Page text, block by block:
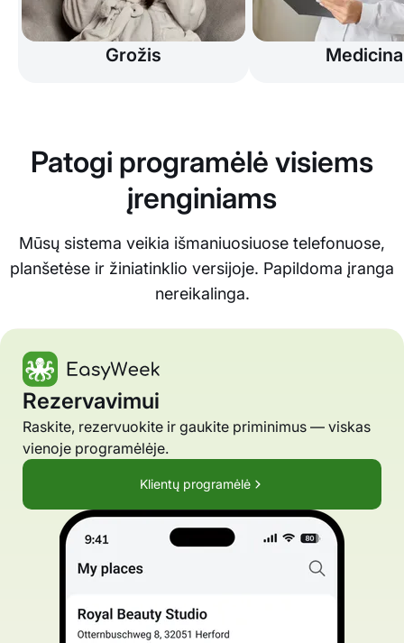
Grožis Medicina
Patogi programėlė visiems
įrenginiams
Mūsų sistema veikia išmaniuosiuose telefonuose,
planšetėse ir žiniatinklio versijoje. Papildoma įranga
nereikalinga.
Rezervavimui
Raskite, rezervuokite ir gaukite priminimus — viskas
vienoje programėlėje.
Klientų programėlė